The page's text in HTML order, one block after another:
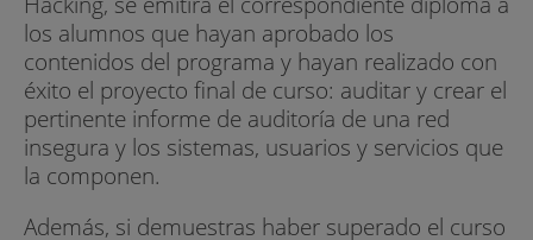
los alumnos que hayan aprobado los
contenidos del programa y hayan realizado con
éxito el proyecto final de curso: auditar y crear el
pertinente informe de auditoría de una red
insegura y los sistemas, usuarios y servicios que
la componen.
Además, si demuestras haber superado el curso